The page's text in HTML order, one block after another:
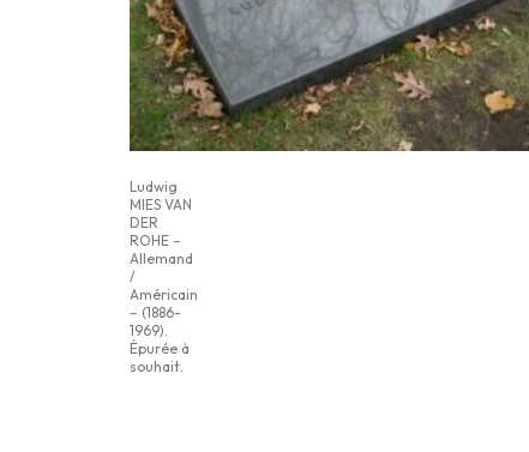
Ludwig
MIES VAN
DER
ROHE –
Allemand
/
Américain
– (1886-
1969).
Épurée à
souhait.